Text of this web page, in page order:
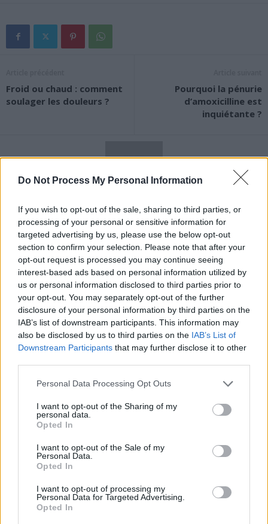
Do Not Process My Personal Information
If you wish to opt-out of the sale, sharing to third parties, or
processing of your personal or sensitive information for
targeted advertising by us, please use the below opt-out
section to confirm your selection. Please note that after your
opt-out request is processed you may continue seeing
interest-based ads based on personal information utilized by
us or personal information disclosed to third parties prior to
your opt-out. You may separately opt-out of the further
disclosure of your personal information by third parties on the
IAB’s list of downstream participants. This information may
also be disclosed by us to third parties on the IAB’s List of
Downstream Participants that may further disclose it to other
Personal Data Processing Opt Outs
I want to opt-out of the Sharing of my
personal data.
Opted In
I want to opt-out of the Sale of my
Personal Data.
Opted In
I want to opt-out of processing my
Personal Data for Targeted Advertising.
Opted In
Froid ou chaud : comment
soulager les douleurs ?
Pourquoi la pénurie
d’amoxicilline est
inquiétante ?
News Santé
https://news-sante.fr
ARTICLES CONNEXES PLUS DE L'AUTEUR
Santé
Canicule : les conseils
essentiels des
éviter le danger
Santé
Éclipse du 12 août :
attention à la pénurie de
Santé
Un chewing-gum
révolutionnaire pour
buccal
Populaires
Médicament retiré en urgence pour risques graves et données falsifiées
Ce cancer mortel explose chez les personnes nées après 1980 : le